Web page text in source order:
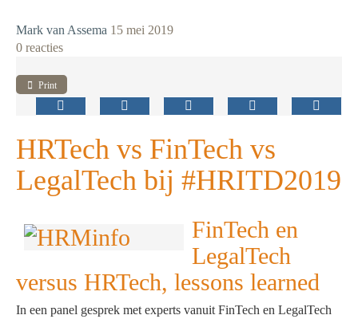
Mark van Assema 15 mei 2019
0 reacties
Print
HRTech vs FinTech vs
LegalTech bij #HRITD2019
FinTech en
LegalTech
versus HRTech, lessons learned
In een panel gesprek met experts vanuit FinTech en LegalTech